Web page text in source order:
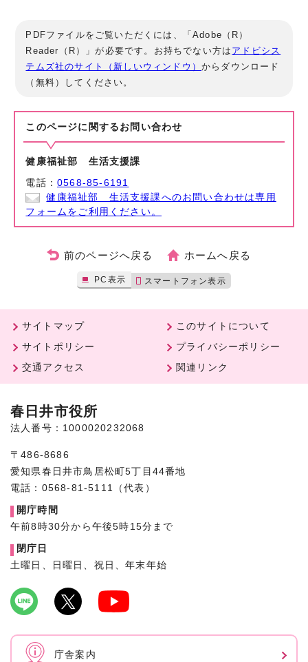
PDFファイルをご覧いただくには、「Adobe（R）
Reader（R）」が必要です。お持ちでない方は アドビシス
テムズ社のサイト（新しいウィンドウ）からダウンロード
（無料）してください。
このページに関する お問い合わせ
健康福祉部 生活支援課
電話：0568-85-6191
健康福祉部 生活支援課へのお問い合わせは専用
フォームをご利用ください。
前のページへ戻る ホームへ戻る
PC表示 スマートフォン表示
サイトマップ
このサイトについて
サイトポリシー
プライバシーポリシー
交通アクセス
関連リンク
春日井市役所
法人番号：1000020232068
〒486-8686
愛知県春日井市鳥居松町5丁目44番地
電話：0568-81-5111（代表）
開庁時間
午前8時30分から午後5時15分まで
閉庁日
土曜日、日曜日、祝日、年末年始
庁舎案内